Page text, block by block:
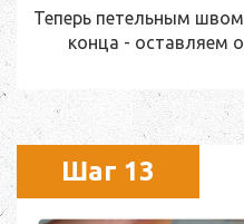
Теперь петельным
конца - оставляем
Шаг 13